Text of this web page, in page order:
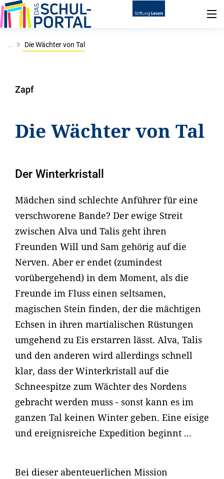
... Die Wächter von Tal
Zapf
Die Wächter von Tal
Der Winterkristall
Mädchen sind schlechte Anführer für eine
verschworene Bande? Der ewige Streit
zwischen Alva und Talis geht ihren
Freunden Will und Sam gehörig auf die
Nerven. Aber er endet (zumindest
vorübergehend) in dem Moment, als die
Freunde im Fluss einen seltsamen,
magischen Stein finden, der die mächtigen
Echsen in ihren martialischen Rüstungen
umgehend zu Eis erstarren lässt. Alva, Talis
und den anderen wird allerdings schnell
klar, dass der Winterkristall auf die
Schneespitze zum Wächter des Nordens
gebracht werden muss - sonst kann es im
ganzen Tal keinen Winter geben. Eine eisige
und ereignisreiche Expedition beginnt ...
Bei dieser abenteuerlichen Mission